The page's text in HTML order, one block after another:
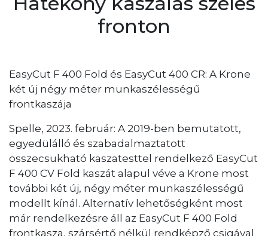
fronton
EasyCut F 400 Fold és EasyCut 400 CR: A Krone
két új négy méter munkaszélességű
frontkaszája
Spelle, 2023. február: A 2019-ben bemutatott,
egyedülálló és szabadalmaztatott
összecsukható kaszatesttel rendelkező EasyCut
F 400 CV Fold kaszát alapul véve a Krone most
további két új, négy méter munkaszélességű
modellt kínál. Alternatív lehetőségként most
már rendelkezésre áll az EasyCut F 400 Fold
frontkasza, szársértő nélkül rendképző csigával